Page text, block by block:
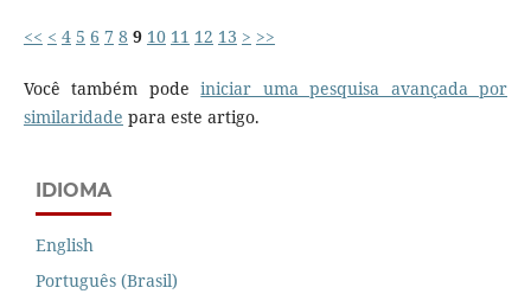
<< < 4 5 6 7 8 9 10 11 12 13 > >>
Você também podeiniciar uma pesquisa avançada por
similaridade para este artigo.
IDIOMA
English
Português (Brasil)